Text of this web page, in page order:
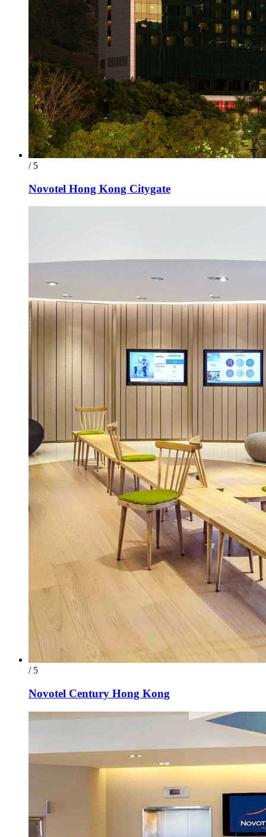
/ 5
Novotel Hong Kong Citygate
/ 5
Novotel Century Hong Kong